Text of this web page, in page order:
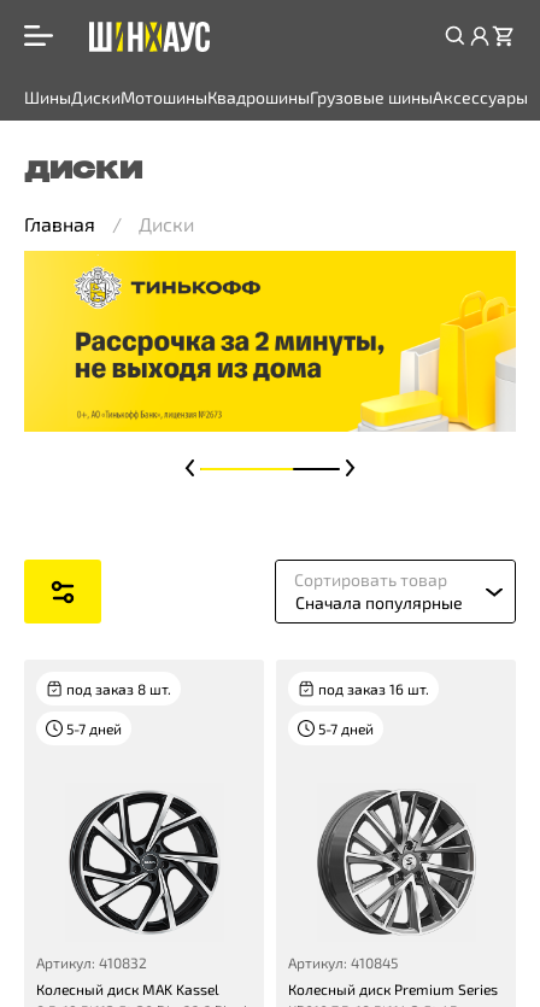
ШиныДискиМотошиныКвадрошиныГрузовые шиныАксессуары
ДИСКИ
Главная Диски
Сортировать товар
Сначала популярные
под заказ 8 шт.
5-7 дней
Артикул: 410832
Колесный диск MAK Kassel
под заказ 16 шт.
5-7 дней
Артикул: 410845
Колесный диск Premium Series